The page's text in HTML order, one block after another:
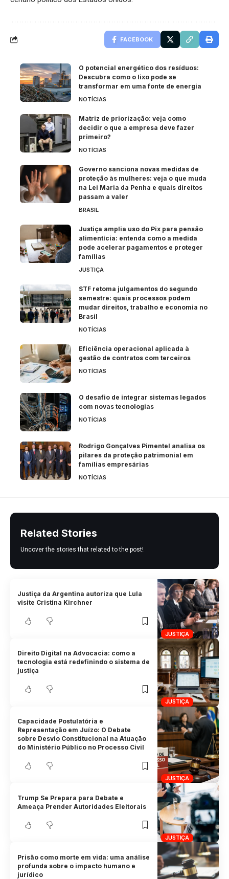
FACEBOOK
O potencial energético dos resíduos:
Descubra como o lixo pode se
transformar em uma fonte de energia
NOTÍCIAS
Matriz de priorização: veja como
decidir o que a empresa deve fazer
primeiro?
NOTÍCIAS
Governo sanciona novas medidas de
proteção às mulheres: veja o que muda
na Lei Maria da Penha e quais direitos
passam a valer
BRASIL
Justiça amplia uso do Pix para pensão
alimentícia: entenda como a medida
pode acelerar pagamentos e proteger
famílias
JUSTIÇA
STF retoma julgamentos do segundo
semestre: quais processos podem
mudar direitos, trabalho e economia no
Brasil
NOTÍCIAS
Eficiência operacional aplicada à
gestão de contratos com terceiros
NOTÍCIAS
O desafio de integrar sistemas legados
com novas tecnologias
NOTÍCIAS
Rodrigo Gonçalves Pimentel analisa os
pilares da proteção patrimonial em
famílias empresárias
NOTÍCIAS
Related Stories
Uncover the stories that related to the post!
JUSTIÇA
Justiça da Argentina autoriza que Lula
visite Cristina Kirchner
JUSTIÇA
Direito Digital na Advocacia: como a
tecnologia está redefinindo o sistema de
justiça
JUSTIÇA
Capacidade Postulatória e
Representação em Juízo: O Debate
sobre Desvio Constitucional na Atuação
do Ministério Público no Processo Civil
JUSTIÇA
Trump Se Prepara para Debate e
Ameaça Prender Autoridades Eleitorais
Prisão como morte em vida: uma análise
profunda sobre o impacto humano e
jurídico